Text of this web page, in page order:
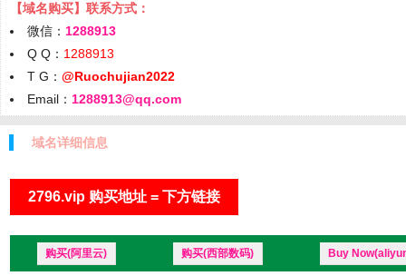
【域名购买】联系方式：
微信： 1288913
Q Q： 1288913
T G： @Ruochujian2022
Email： 1288913@qq.com
域名详细信息
2796.vip 购买地址 = 下方链接
购买(阿里云) 购买(西部数码) Buy